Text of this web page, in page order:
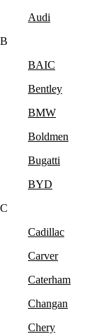
Audi
B
BAIC
Bentley
BMW
Boldmen
Bugatti
BYD
C
Cadillac
Carver
Caterham
Changan
Chery